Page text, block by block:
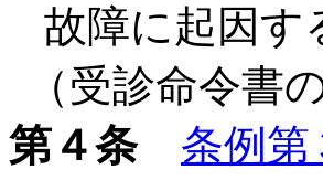
故障に起因す
（受診命令書
第４条
条例第